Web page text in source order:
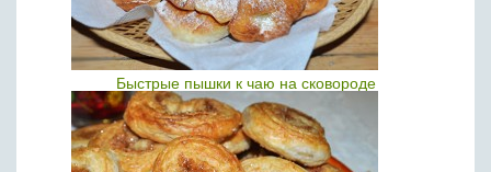
Быстрые пышки к чаю на сковороде